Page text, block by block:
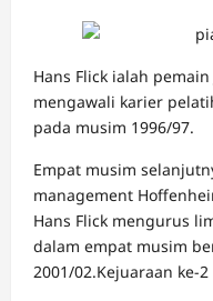
Hans Flick ialah
mengawali karier
pada musim 1996/97.
Empat musim
management
Hans Flick mengurus
dalam empat musim
2001/02.Kejuaraan ke-2